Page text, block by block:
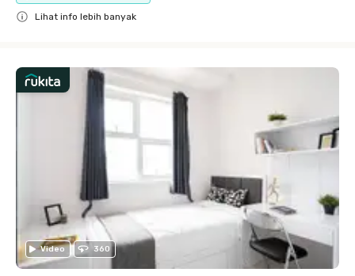
Lihat info lebih banyak
Video 360